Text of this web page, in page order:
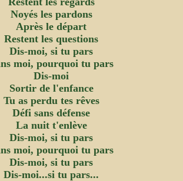
Noyés les pardons
Après le départ
Restent les questions
Dis-moi, si tu pars
moi, pourquoi tu pars
Dis-moi
Sortir de l'enfance
Tu as perdu tes rêves
Défi sans défense
La nuit t'enlève
Dis-moi, si tu pars
moi, pourquoi tu pars
Dis-moi, si tu pars
Dis-moi...si tu pars...